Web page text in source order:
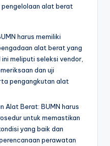
pengelolaan alat berat
harus memiliki
alat berat yang
meliputi seleksi vendor,
dan uji
pengangkutan alat
Alat Berat: BUMN harus
untuk memastikan
yang baik dan
perawatan